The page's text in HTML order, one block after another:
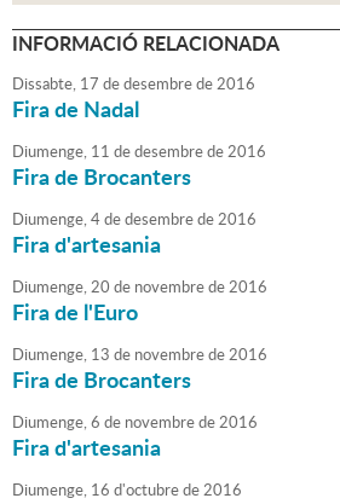
INFORMACIÓ RELACIONADA
Dissabte, 17 dedesembrede2016
Fira de Nadal
Diumenge, 11 dedesembrede2016
Fira de Brocanters
Diumenge,4dedesembrede2016
Fira d'artesania
Diumenge,20 de novembrede2016
Fira de l'Euro
Diumenge, 13 de novembrede2016
Fira de Brocanters
Diumenge,6 de novembrede2016
Fira d'artesania
Diumenge, 16 d'octubrede2016